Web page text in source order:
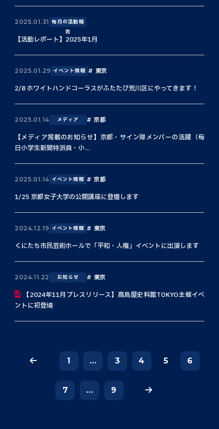
2025.01.31 毎月の活動報
告
【活動レポート】2025年1月
2025.01.29 イベント情報 東京
2/8 ホワイトハンドコーラスがふたたび荒川区にやってきます！
2025.01.14 メディア 京都
【メディア掲載のお知らせ】京都・サイン隊メンバーの活躍（毎
日小学生新聞特派員・小...
2025.01.14 イベント情報 京都
1/25 京都女子大学の公開講座に登壇します
2024.12.19 イベント情報 東京
くにたち市民芸術ホールで「平和・人権」イベントに出演します
2024.11.22 お知らせ 東京
【2024年11月プレスリリース】髙島屋史料館TOKYO主催イベ
ントに初登場
1 ... 3 4 5 6
7 ... 9